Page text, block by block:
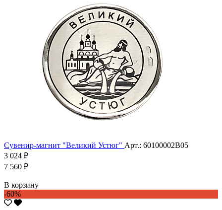
Сувенир-магнит "Великий Устюг" Арт.: 60100002В05
3 024 ₽
7 560 ₽
В корзину
-60%